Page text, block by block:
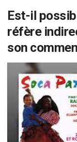
Est-il
réfère
son